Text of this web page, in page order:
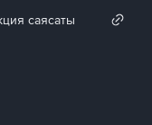
саясаты